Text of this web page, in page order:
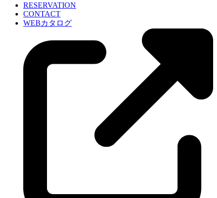
RESERVATION
CONTACT
WEBカタログ